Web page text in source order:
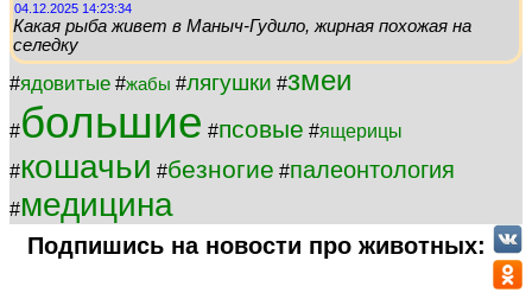
04.12.2025 14:23:34
Какая рыба живет в Маныч-Гудило, жирная похожая на
селедку
#ядовитые #жабы #лягушки #змеи
#большие #псовые #ящерицы
#кошачьи #безногие #палеонтология
#медицина
Подпишись на новости про животных: